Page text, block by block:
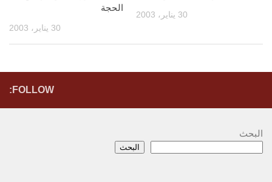
الحجة
30 يناير، 2003
30 يناير، 2003
FOLLOW:
البحث
البحث